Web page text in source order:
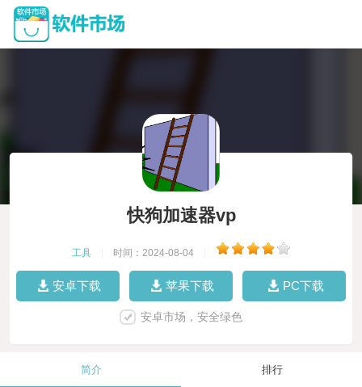
快狗加速器vp
工具 时间：2024-08-04
安卓下载 苹果下载 PC下载
安卓市场，安全绿色
简介 排行